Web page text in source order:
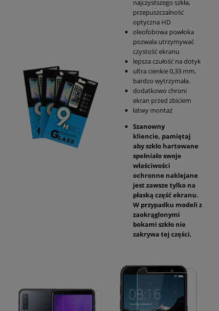
najczystszego szkła,
przepuszczalność
optyczna HD
oleofobowa powłoka
pozwala utrzymywać
czystość ekranu
lepsza czułość na dotyk
ultra cienkie 0,33 mm,
bardzo wytrzymała.
dodatkowo chroni
ekran przed zbiciem
łatwy montaż
Szanowny
kliencie, pamiętaj
aby szkło hartowane
spełniało swoje
właściwości
ochronne naklejane
jest zawsze tylko na
płaską część ekranu.
W przypadku modeli z
zaokrąglonymi
bokami szkło nie
zakrywa tej części.